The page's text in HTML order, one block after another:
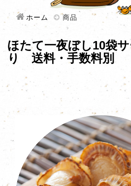
ホーム 商品
ほたて一夜ぼし10袋
り 送料・手数料別